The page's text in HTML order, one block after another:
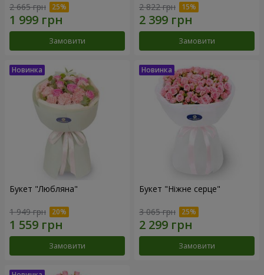
2 665 грн
Замовити
2 822 грн
Замовити
Букет "Любляна"
1 949 грн
Замовити
Букет "Ніжне серце"
3 065 грн
Замовити